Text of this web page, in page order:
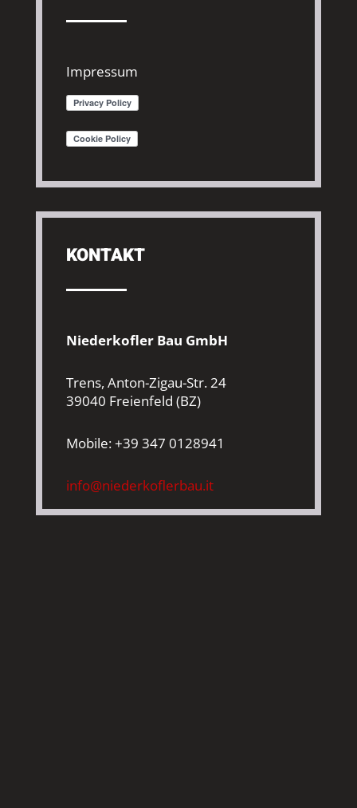
Impressum
KONTAKT
Niederkofler Bau GmbH
Trens, Anton-Zigau-Str. 24
39040 Freienfeld (BZ)
Mobile: +39 347 0128941‬
info@niederkoflerbau.it